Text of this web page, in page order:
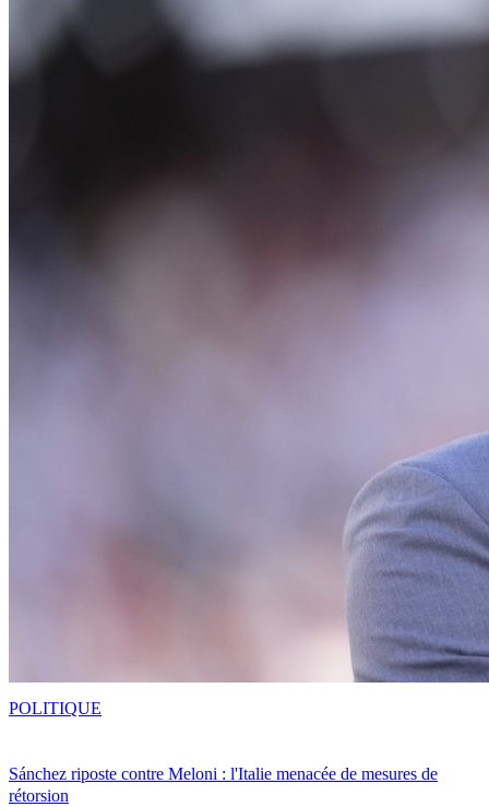
Sánchez riposte contre Meloni : l'Italie menacée de mesures de
rétorsion
POLITIQUE